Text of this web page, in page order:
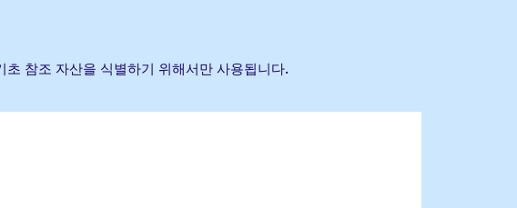
참조 자산을 식별하기 위해서만 사용됩니다.